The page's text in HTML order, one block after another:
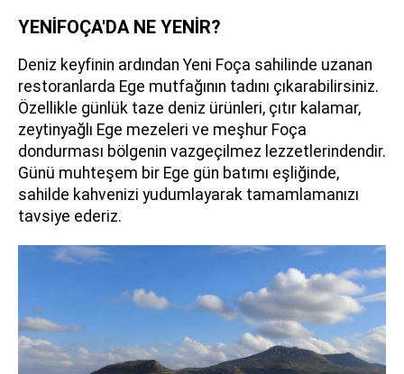
YENİFOÇA'DA NE YENİR?
Deniz keyfinin ardından Yeni Foça sahilinde uzanan
restoranlarda Ege mutfağının tadını çıkarabilirsiniz.
Özellikle günlük taze deniz ürünleri, çıtır kalamar,
zeytinyağlı Ege mezeleri ve meşhur Foça
dondurması bölgenin vazgeçilmez lezzetlerindendir.
Günü muhteşem bir Ege gün batımı eşliğinde,
sahilde kahvenizi yudumlayarak tamamlamanızı
tavsiye ederiz.